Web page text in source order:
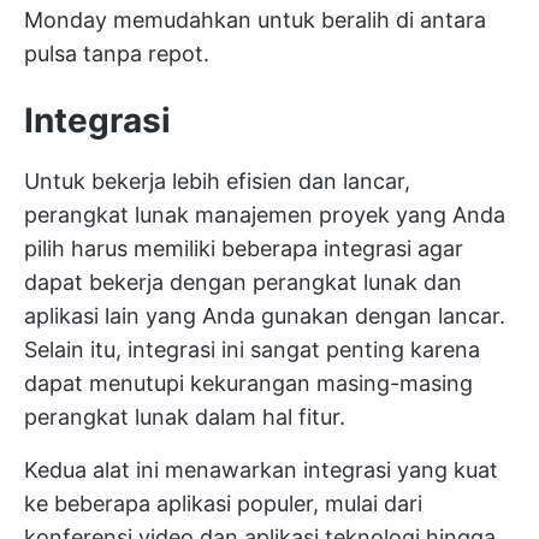
Monday memudahkan untuk beralih di antara
pulsa tanpa repot.
Integrasi
Untuk bekerja lebih efisien dan lancar,
perangkat lunak manajemen proyek yang Anda
pilih harus memiliki beberapa integrasi agar
dapat bekerja dengan perangkat lunak dan
aplikasi lain yang Anda gunakan dengan lancar.
Selain itu, integrasi ini sangat penting karena
dapat menutupi kekurangan masing-masing
perangkat lunak dalam hal fitur.
Kedua alat ini menawarkan integrasi yang kuat
ke beberapa aplikasi populer, mulai dari